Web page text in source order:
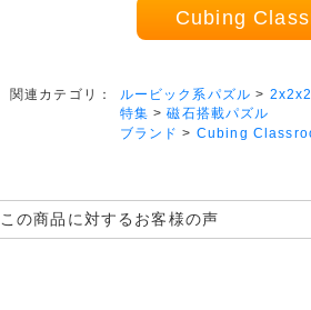
Cubing
関連カテゴリ： ルービック系パズル > 2x2x2
特集 >磁石搭載パズル
ブランド > Cubing
この商品に対するお客様の声